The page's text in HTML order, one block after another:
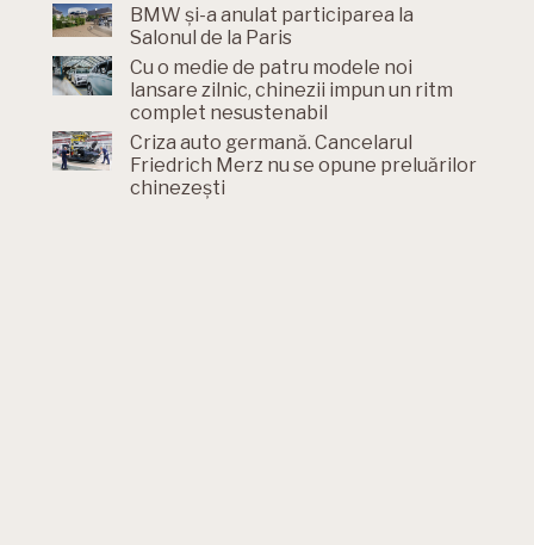
BMW și-a anulat participarea la
Salonul de la Paris
Cu o medie de patru modele noi
lansare zilnic, chinezii impun un ritm
complet nesustenabil
Criza auto germană. Cancelarul
Friedrich Merz nu se opune preluărilor
chinezești